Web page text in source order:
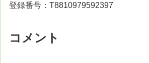
登録番号：T8810979592397
コメント